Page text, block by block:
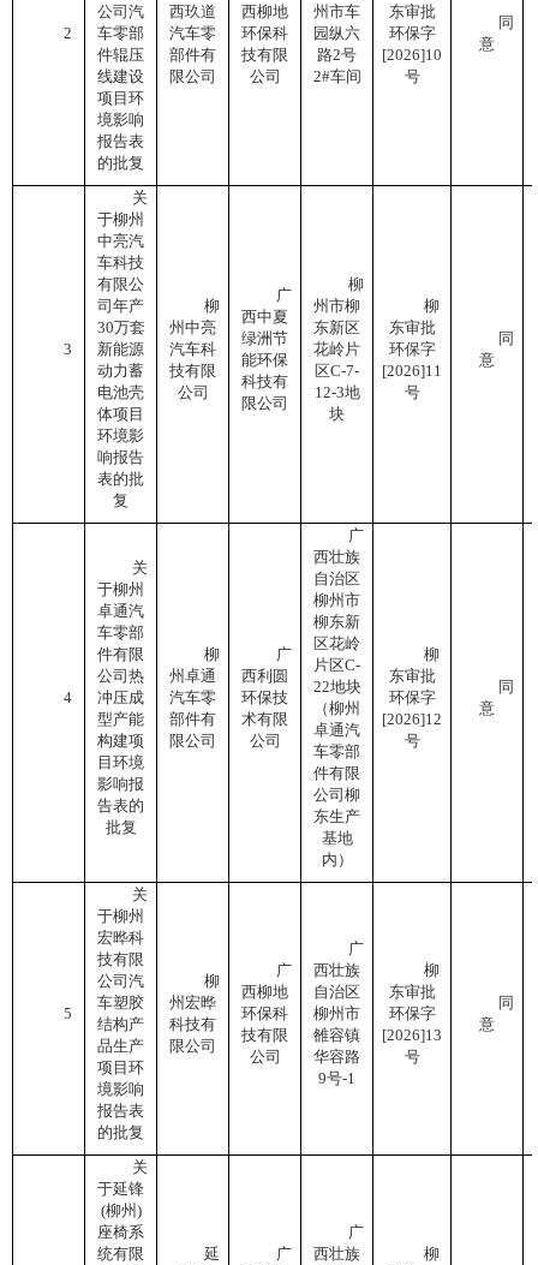
2
公司汽
车零部
件辊压
线建设
项目环
境影响
报告表
的批复
西玖道
汽车零
部件有
限公司
西柳地
环保科
技有限
公司
州市车
园纵六
路2号
2#车间
东审批
环保字
[2026]10
号
同
意
3
关
于柳州
中亮汽
车科技
有限公
司年产
30万套
新能源
动力蓄
电池壳
体项目
环境影
响报告
表的批
复
柳
州中亮
汽车科
技有限
公司
广
西中夏
绿洲节
能环保
科技有
限公司
柳
州市柳
东新区
花岭片
区C-7-
12-3地
块
柳
东审批
环保字
[2026]11
号
同
意
4
关
于柳州
卓通汽
车零部
件有限
公司热
冲压成
型产能
构建项
目环境
影响报
告表的
批复
柳
州卓通
汽车零
部件有
限公司
广
西利圆
环保技
术有限
公司
广
西壮族
自治区
柳州市
柳东新
区花岭
片区C-
22地块
（柳州
卓通汽
车零部
件有限
公司柳
东生产
基地
内）
柳
东审批
环保字
[2026]12
号
同
意
5
关
于柳州
宏晔科
技有限
公司汽
车塑胶
结构产
品生产
项目环
境影响
报告表
的批复
柳
州宏晔
科技有
限公司
广
西柳地
环保科
技有限
公司
广
西壮族
自治区
柳州市
雒容镇
华容路
9号-1
柳
东审批
环保字
[2026]13
号
同
意
关
于延锋
(柳州)
座椅系
统有限
延
广
广
西壮族
柳